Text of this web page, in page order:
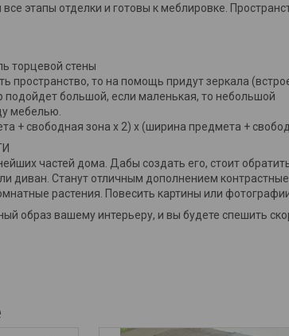
этапы отделки и готовы к меблировке.
торцевой стены
пространство, то на помощь придут зеркала
подойдет большой, если маленькая, то небольшой
мебелью.
+ свободная зона х 2) х (ширина предмета +
частей дома. Дабы создать его, стоит
диван. Станут отличным дополнением контрастные
растения. Повесить картины или
образ вашему интерьеру, и вы будете спешить